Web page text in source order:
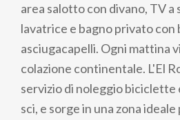
area salotto con divano, TV
lavatrice e bagno privato con
asciugacapelli. Ogni mattina
colazione continentale. L'El
servizio di noleggio biciclette
sci, e sorge in una zona ideale